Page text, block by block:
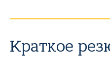
Краткое